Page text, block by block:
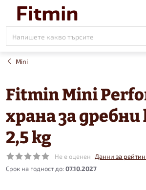
съдържанието
Mini
Fitmin Mini
храна за
2,5 kg
Не е оценен Данни за
07.10.2027